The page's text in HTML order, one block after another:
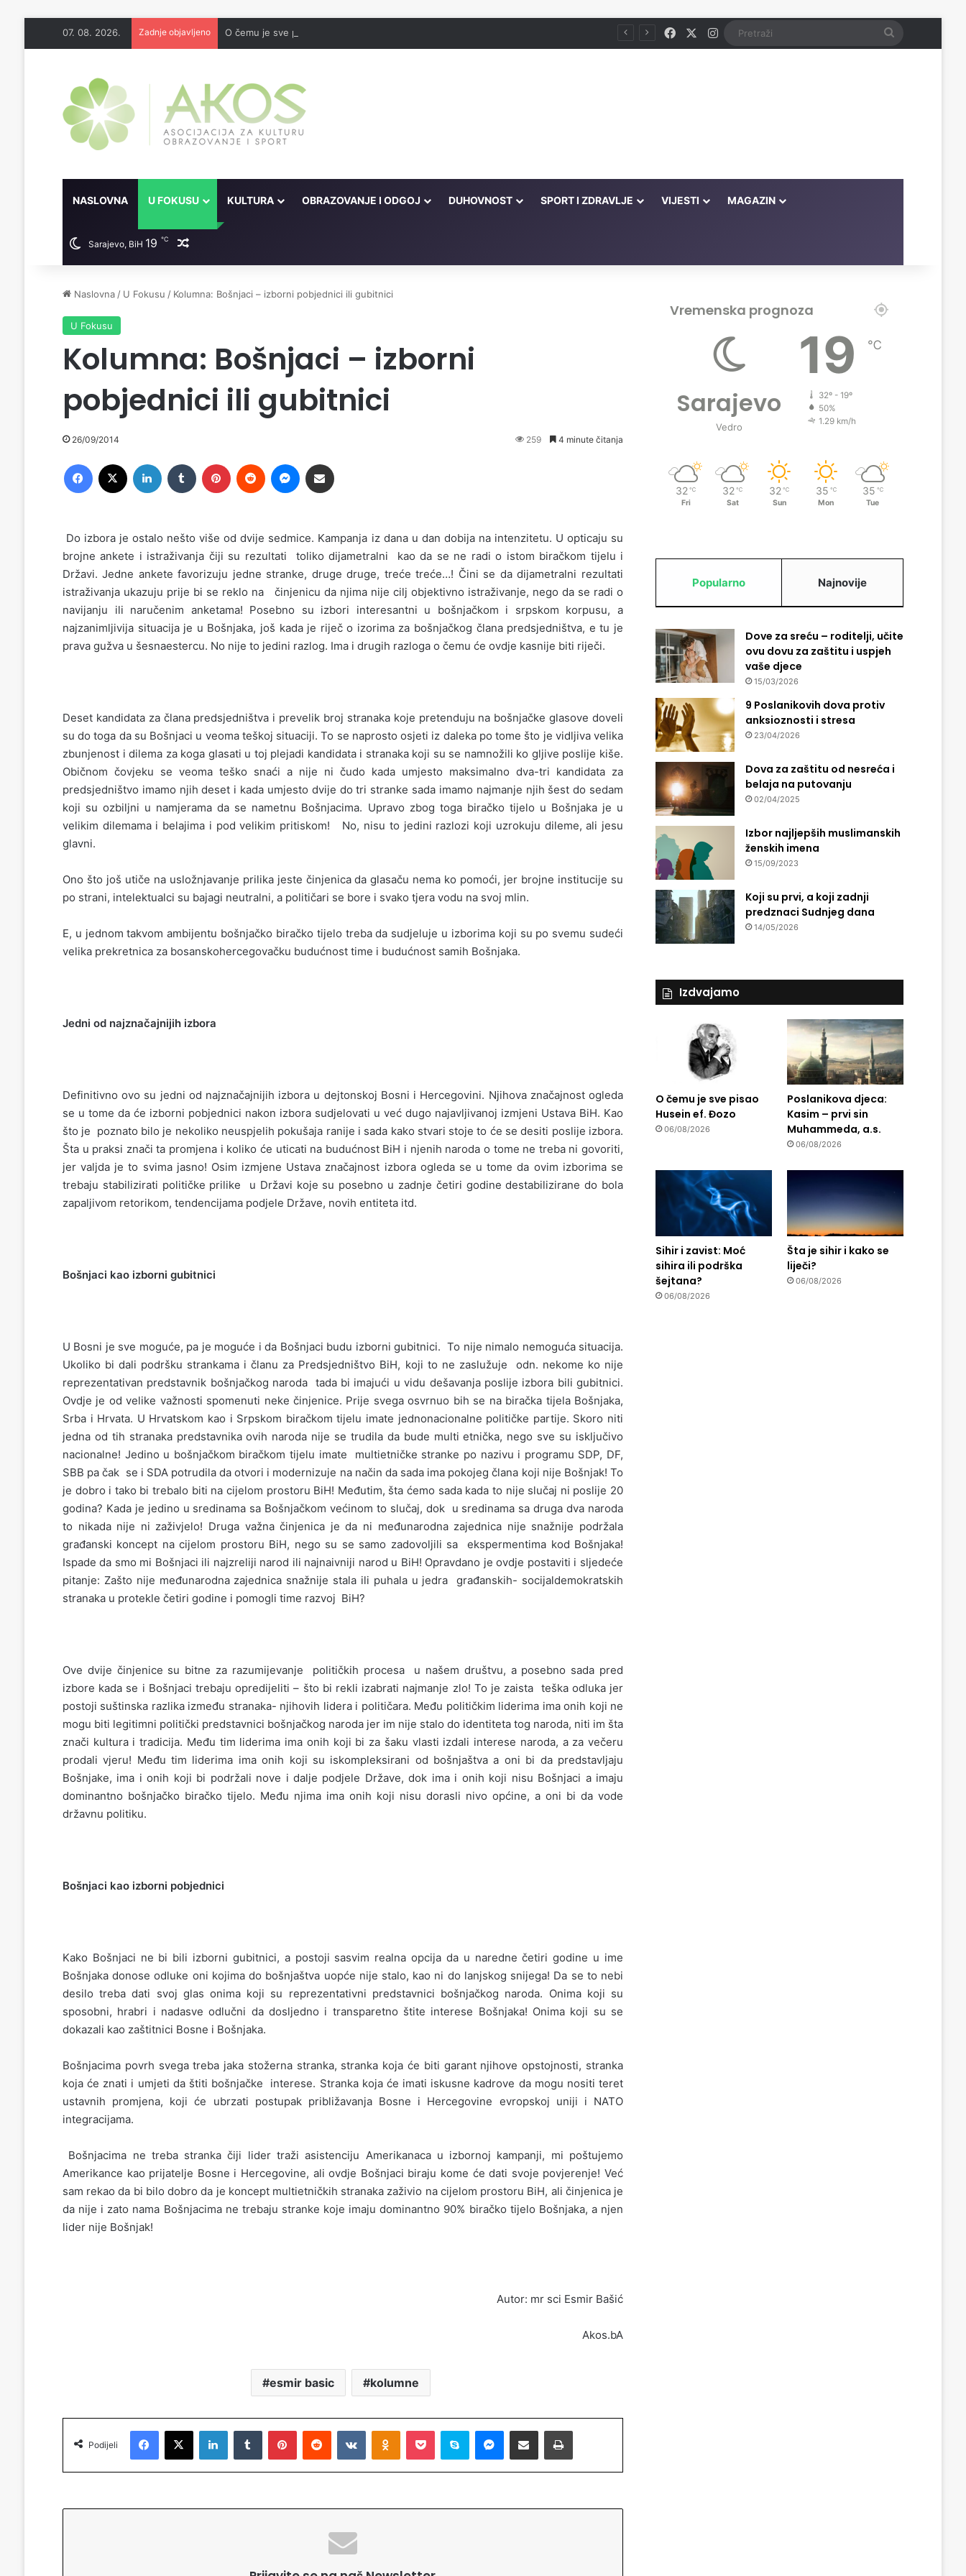
07. 08. 2026. Zadnje objavljeno O čemu je sve pisao Husein ef. Đozo FacebookInstagram Pretraži
NASLOVNA U FOKUSU KULTURA OBRAZOVANJE I ODGOJ DUHOVNOST SPORT I ZDRAVLJE VIJESTI MAGAZIN
Sarajevo, BiH 19 ℃ Random članak
Naslovna / U Fokusu / Kolumna: Bošnjaci – izborni pobjednici ili gubitnici
U Fokusu
Kolumna: Bošnjaci – izborni
pobjednici ili gubitnici
26/09/2014 259 4 minute čitanja
Do izbora je ostalo nešto više od dvije sedmice. Kampanja iz dana u dan dobija na intenzitetu. U opticaju su
brojne ankete i istraživanja čiji su rezultati toliko dijametralni kao da se ne radi o istom biračkom tijelu i
Državi. Jedne ankete favorizuju jedne stranke, druge druge, treće treće…! Čini se da dijametralni rezultati
istraživanja ukazuju prije bi se reklo na činjenicu da njima nije cilj objektivno istraživanje, nego da se radi o
navijanju ili naručenim anketama! Posebno su izbori interesantni u bošnjačkom i srpskom korpusu, a
najzanimljivija situacija je u Bošnjaka, još kada je riječ o izorima za bošnjačkog člana predsjedništva, e tu je
prava gužva u šesnaestercu. No nije to jedini razlog. Ima i drugih razloga o čemu će ovdje kasnije biti riječi.
Deset kandidata za člana predsjedništva i prevelik broj stranaka koje pretenduju na bošnjačke glasove doveli
su do toga da su Bošnjaci u veoma teškoj situaciji. To se naprosto osjeti iz daleka po tome što je vidljiva velika
zbunjenost i dilema za koga glasati u toj plejadi kandidata i stranaka koji su se namnožili ko gljive poslije kiše.
Običnom čovjeku se veoma teško snaći a nije ni čudo kada umjesto maksimalno dva-tri kandidata za
predsjedništvo imamo njih deset i kada umjesto dvije do tri stranke sada imamo najmanje njih šest do sedam
koji su ozbiljni u namjerama da se nametnu Bošnjacima. Upravo zbog toga biračko tijelo u Bošnjaka je u
velikim dilemama i belajima i pod velikim pritiskom! No, nisu to jedini razlozi koji uzrokuju dileme, ali jesu
glavni.
Ono što još utiče na usložnjavanje prilika jeste činjenica da glasaču nema ko pomoći, jer brojne institucije su
po strani, intelektualci su bajagi neutralni, a političari se bore i svako tjera vodu na svoj mlin.
E, u jednom takvom ambijentu bošnjačko biračko tijelo treba da sudjeluje u izborima koji su po svemu sudeći
velika prekretnica za bosanskohercegovačku budućnost time i budućnost samih Bošnjaka.
Jedni od najznačajnijih izbora
Definitivno ovo su jedni od najznačajnijih izbora u dejtonskoj Bosni i Hercegovini. Njihova značajnost ogleda
se u tome da će izborni pobjednici nakon izbora sudjelovati u već dugo najavljivanoj izmjeni Ustava BiH. Kao
što je poznato bilo je nekoliko neuspjelih pokušaja ranije i sada kako stvari stoje to će se desiti poslije izbora.
Šta u praksi znači ta promjena i koliko će uticati na budućnost BiH i njenih naroda o tome ne treba ni govoriti,
jer valjda je to svima jasno! Osim izmjene Ustava značajnost izbora ogleda se u tome da ovim izborima se
trebaju stabilizirati političke prilike u Državi koje su posebno u zadnje četiri godine destabilizirane do bola
zapaljivom retorikom, tendencijama podjele Države, novih entiteta itd.
Bošnjaci kao izborni gubitnici
U Bosni je sve moguće, pa je moguće i da Bošnjaci budu izborni gubitnici. To nije nimalo nemoguća situacija.
Ukoliko bi dali podršku strankama i članu za Predsjedništvo BiH, koji to ne zaslužuje odn. nekome ko nije
reprezentativan predstavnik bošnjačkog naroda tada bi imajući u vidu dešavanja poslije izbora bili gubitnici.
Ovdje je od velike važnosti spomenuti neke činjenice. Prije svega osvrnuo bih se na biračka tijela Bošnjaka,
Srba i Hrvata. U Hrvatskom kao i Srpskom biračkom tijelu imate jednonacionalne političke partije. Skoro niti
jedna od tih stranaka predstavnika ovih naroda nije se trudila da bude multi etnička, nego sve su isključivo
nacionalne! Jedino u bošnjačkom biračkom tijelu imate multietničke stranke po nazivu i programu SDP, DF,
SBB pa čak se i SDA potrudila da otvori i modernizuje na način da sada ima pokojeg člana koji nije Bošnjak! To
je dobro i tako bi trebalo biti na cijelom prostoru BiH! Međutim, šta ćemo sada kada to nije slučaj ni poslije 20
godina? Kada je jedino u sredinama sa Bošnjačkom većinom to slučaj, dok u sredinama sa druga dva naroda
to nikada nije ni zaživjelo! Druga važna činjenica je da ni međunarodna zajednica nije snažnije podržala
građanski koncept na cijelom prostoru BiH, nego su se samo zadovoljili sa ekspermentima kod Bošnjaka!
Ispade da smo mi Bošnjaci ili najzreliji narod ili najnaivniji narod u BiH! Opravdano je ovdje postaviti i sljedeće
pitanje: Zašto nije međunarodna zajednica snažnije stala ili puhala u jedra građanskih- socijaldemokratskih
stranaka u protekle četiri godine i pomogli time razvoj BiH?
Ove dvije činjenice su bitne za razumijevanje političkih procesa u našem društvu, a posebno sada pred
izbore kada se i Bošnjaci trebaju opredijeliti – što bi rekli izabrati najmanje zlo! To je zaista teška odluka jer
postoji suštinska razlika između stranaka- njihovih lidera i političara. Među političkim liderima ima onih koji ne
mogu biti legitimni politički predstavnici bošnjačkog naroda jer im nije stalo do identiteta tog naroda, niti im šta
znači kultura i tradicija. Među tim liderima ima onih koji bi za šaku vlasti izdali interese naroda, a za večeru
prodali vjeru! Među tim liderima ima onih koji su iskompleksirani od bošnjaštva a oni bi da predstavljaju
Bošnjake, ima i onih koji bi podržali nove i dalje podjele Države, dok ima i onih koji nisu Bošnjaci a imaju
dominantno bošnjačko biračko tijelo. Među njima ima onih koji nisu dorasli nivo općine, a oni bi da vode
državnu politiku.
Bošnjaci kao izborni pobjednici
Kako Bošnjaci ne bi bili izborni gubitnici, a postoji sasvim realna opcija da u naredne četiri godine u ime
Bošnjaka donose odluke oni kojima do bošnjaštva uopće nije stalo, kao ni do lanjskog snijega! Da se to nebi
desilo treba dati svoj glas onima koji su reprezentativni predstavnici bošnjačkog naroda. Onima koji su
sposobni, hrabri i nadasve odlučni da dosljedno i transparetno štite interese Bošnjaka! Onima koji su se
dokazali kao zaštitnici Bosne i Bošnjaka.
Bošnjacima povrh svega treba jaka stožerna stranka, stranka koja će biti garant njihove opstojnosti, stranka
koja će znati i umjeti da štiti bošnjačke interese. Stranka koja će imati iskusne kadrove da mogu nositi teret
ustavnih promjena, koji će ubrzati postupak približavanja Bosne i Hercegovine evropskoj uniji i NATO
integracijama.
Bošnjacima ne treba stranka čiji lider traži asistenciju Amerikanaca u izbornoj kampanji, mi poštujemo
Amerikance kao prijatelje Bosne i Hercegovine, ali ovdje Bošnjaci biraju kome će dati svoje povjerenje! Već
sam rekao da bi bilo dobro da je koncept multietničkih stranaka zaživio na cijelom prostoru BiH, ali činjenica je
da nije i zato nama Bošnjacima ne trebaju stranke koje imaju dominantno 90% biračko tijelo Bošnjaka, a njen
lider nije Bošnjak!
Autor: mr sci Esmir Bašić
Akos.bA
esmir basic kolumne
Podijeli
Facebook X LinkedIn Tumblr Pinterest Reddit VKontakte Odnoklassniki Pocket Skype Messenger Podijeli putem Emaila Printaj
Vremenska prognoza
Sarajevo
Vedro
19 ℃
32º - 19º
50%
1.29 km/h
32 ℃
Fri
32 ℃
Sat
32 ℃
Sun
35 ℃
Mon
35 ℃
Tue
Popularno Najnovije
Dove za sreću – roditelji, učite
ovu dovu za zaštitu i uspjeh
vaše djece
15/03/2026
9 Poslanikovih dova protiv
anksioznosti i stresa
23/04/2026
Dova za zaštitu od nesreća i
belaja na putovanju
02/04/2025
Izbor najljepših muslimanskih
ženskih imena
15/09/2023
Koji su prvi, a koji zadnji
predznaci Sudnjeg dana
14/05/2026
Izdvajamo
O čemu je sve pisao
Husein ef. Đozo
06/08/2026
Poslanikova djeca:
Kasim – prvi sin
Muhammeda, a.s.
06/08/2026
Sihir i zavist: Moć
sihira ili podrška
šejtana?
06/08/2026
Šta je sihir i kako se
liječi?
06/08/2026